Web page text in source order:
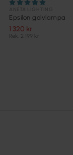
Epsilon golvlampa
1 320 kr
Rek. 2 199 kr